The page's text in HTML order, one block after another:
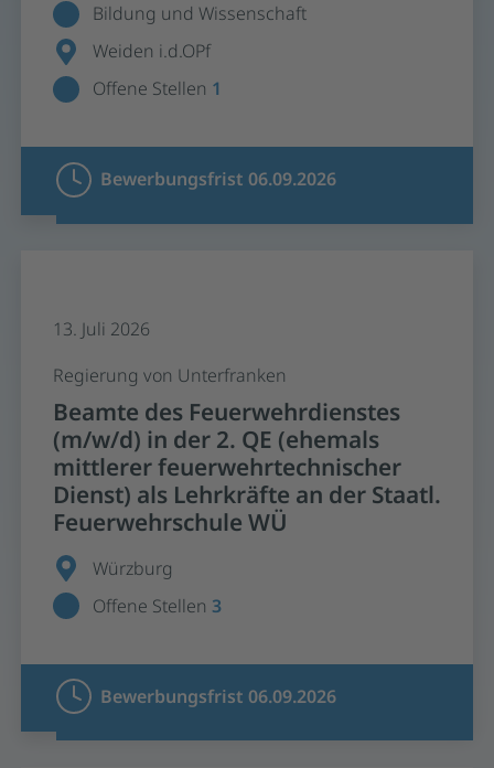
Bildung und Wissenschaft
Weiden i.d.OPf
Offene Stellen 1
Bewerbungsfrist 06.09.2026
13. Juli 2026
Regierung von Unterfranken
Beamte des Feuerwehrdienstes
(m/w/d) in der 2. QE (ehemals
mittlerer feuerwehrtechnischer
Dienst) als Lehrkräfte an der Staatl.
Feuerwehrschule WÜ
Würzburg
Offene Stellen 3
Bewerbungsfrist 06.09.2026